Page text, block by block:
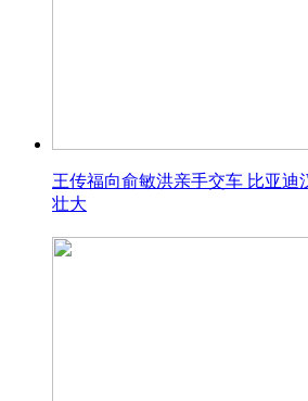
王传福向俞敏洪亲手交车 比亚迪
壮大